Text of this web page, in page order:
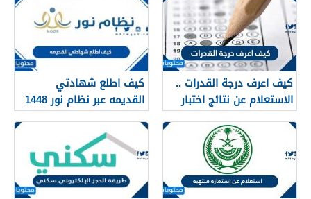
كيف اعرف درجة القدرات ..
الاستعلام عن نتائج اختبار
القدرات 1448
كيف اطلع شهادتي
القديمه عبر نظام نور 1448